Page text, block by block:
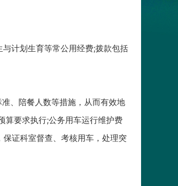
计划生育等常公用经费;拨款包括
、陪餐人数等措施，从而有效地
算要求执行;公务用车运行维护费
证科室督查、考核用车，处理突